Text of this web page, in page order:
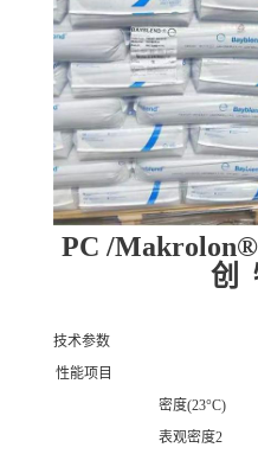
PC /
创
技术参数
性能项目
密度(23°C)
表观密度2